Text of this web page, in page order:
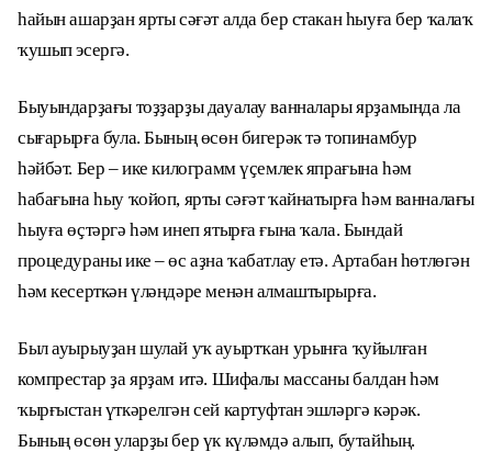
һайын ашарҙан ярты сәғәт алда бер стакан һыуға бер ҡалаҡ
ҡушып эсергә.
Быуындарҙағы тоҙҙарҙы дауалау ванналары ярҙамында ла
сығарырға була. Бының өсөн бигерәк тә топинамбур
һәйбәт. Бер – ике килограмм үҫемлек япрағына һәм
һабағына һыу ҡойоп, ярты сәғәт ҡайнатырға һәм ванналағы
һыуға өҫтәргә һәм инеп ятырға ғына ҡала. Бындай
процедураны ике – өс аҙна ҡабатлау етә. Артабан һөтлөгән
һәм кесерткән үләндәре менән алмаштырырға.
Был ауырыуҙан шулай уҡ ауыртҡан урынға ҡуйылған
компрестар ҙа ярҙам итә. Шифалы массаны балдан һәм
ҡырғыстан үткәрелгән сей картуфтан эшләргә кәрәк.
Бының өсөн уларҙы бер үк күләмдә алып, бутайһың.